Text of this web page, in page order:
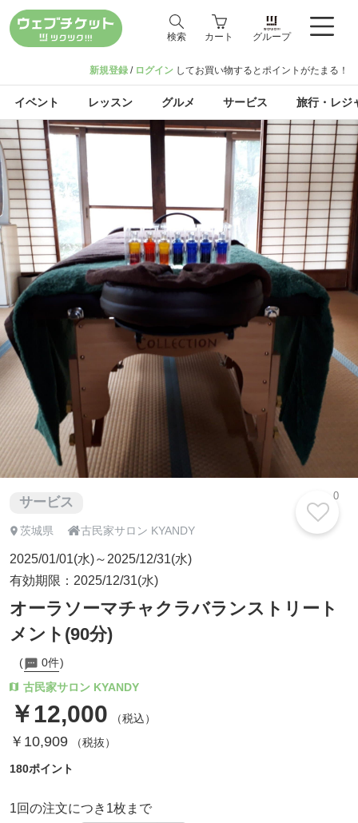
検索 カート グループ
新規登録 / ログイン してお買い物するとポイントがたまる！
イベント レッスン グルメ サービス 旅行・レジ
サービス
茨城県 古民家サロン KYANDY
2025/01/01(水)～2025/12/31(水)
有効期限：2025/12/31(水)
オーラソーマチャクラバランストリート
メント(90分)
0件
古民家サロン KYANDY
￥12,000 （税込）
￥10,909（税抜）
180ポイント
1回の注文につき1枚まで
0